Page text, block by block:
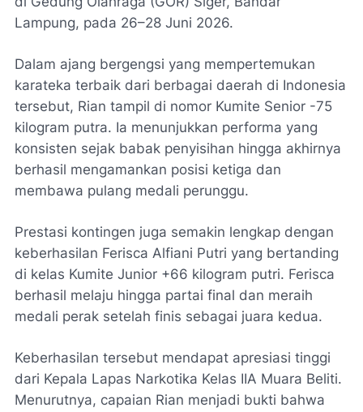
Lampung, pada 26–28 Juni 2026.
Dalam ajang bergengsi yang mempertemukan
karateka terbaik dari berbagai daerah di Indonesia
tersebut, Rian tampil di nomor Kumite Senior -75
kilogram putra. Ia menunjukkan performa yang
konsisten sejak babak penyisihan hingga akhirnya
berhasil mengamankan posisi ketiga dan
membawa pulang medali perunggu.
Prestasi kontingen juga semakin lengkap dengan
keberhasilan Ferisca Alfiani Putri yang bertanding
di kelas Kumite Junior +66 kilogram putri. Ferisca
berhasil melaju hingga partai final dan meraih
medali perak setelah finis sebagai juara kedua.
Keberhasilan tersebut mendapat apresiasi tinggi
dari Kepala Lapas Narkotika Kelas IIA Muara Beliti.
Menurutnya, capaian Rian menjadi bukti bahwa